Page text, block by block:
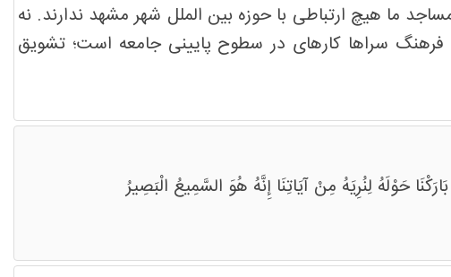
ما هیچ ارتباطی با حوزه بین الملل شهر مشهد ندارند. نه
فرهنگ سراها کارهای در سطوح پایینی جامعه است؛ تشویق
حَوْلَهُ لِنُرِیَهُ مِنْ آیَاتِنَا إِنَّهُ هُوَ السَّمِیعُ الْبَصِیرُ